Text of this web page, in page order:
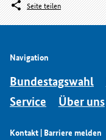
Seite teilen
Navigation
Bundestagswahl
Service
Über uns
Kontakt | Barriere melden